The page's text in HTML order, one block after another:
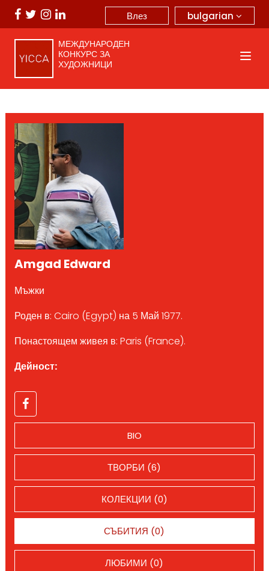
bulgarian
Влез
МЕЖДУНАРОДЕН
КОНКУРС ЗА
ХУДОЖНИЦИ
Amgad Edward
Мъжки
Роден в: Cairo (Egypt) на 5 Май 1977.
Понастоящем живея в: Paris (France).
Дейност:
BIO
ТВОРБИ (6)
КОЛЕКЦИИ (0)
СЪБИТИЯ (0)
ЛЮБИМИ (0)